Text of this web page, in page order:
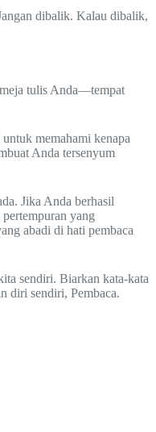
dibalik. Kalau dibalik,
meja tulis Anda—tempat
memahami kenapa
Anda tersenyum
Jika Anda berhasil
yang
abadi di hati pembaca
sendiri. Biarkan kata-kata
diri sendiri, Pembaca.